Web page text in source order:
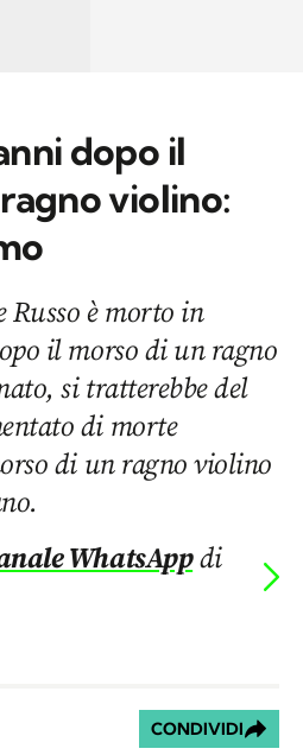
dopo il
violino:
Russo è morto in
il morso di un ragno
si tratterebbe del
di morte
di un ragno violino
WhatsAppdi
CONDIVIDI